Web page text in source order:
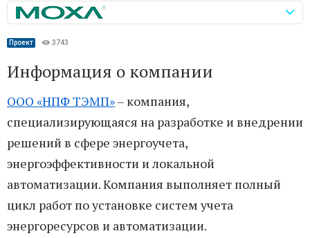
Проект 3743
Информация о компании
ООО «НПФ ТЭМП»– компания,
специализирующаяся на разработке и внедрении
решений в сфере энергоучета,
энергоэффективности и локальной
автоматизации. Компания выполняет полный
цикл работ по установке систем учета
энергоресурсов и автоматизации.